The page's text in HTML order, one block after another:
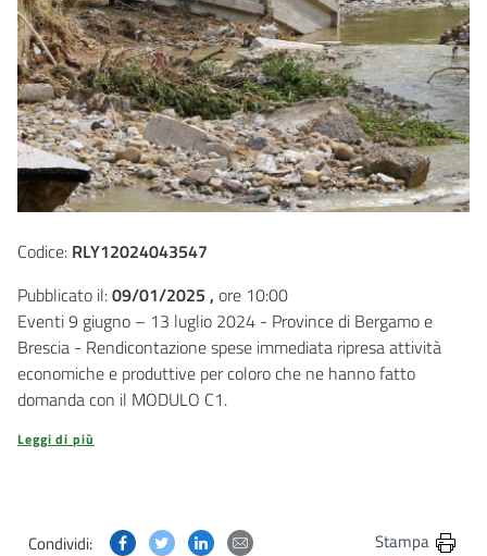
Codice: RLY12024043547
Pubblicato il:09/01/2025 , ore 10:00
Eventi 9 giugno – 13 luglio 2024 - Province di Bergamo e
Brescia - Rendicontazione spese immediata ripresa attività
economiche e produttive per coloro che ne hanno fatto
domanda con il MODULO C1.
Leggi di più
Condividi: Condividi questa pagina su Facebook
Condividi questa pagina su Twitter
Condividi questa pagina su Linkedin
Condividi questa pagina via
Stampa